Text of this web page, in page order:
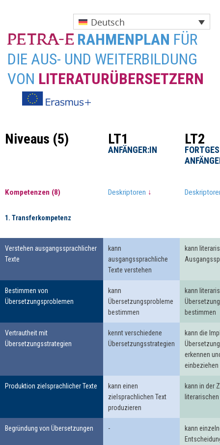
Deutsch
RAHMENPLAN FÜR
DIE AUS- UND WEITERBILDUNG
VON LITERATURÜBERSETZERN
toNiveaus (5) LT1 LT2
ANFÄNGER:IN
Kompetenzen (8) Deskriptoren ↓
1. Transferkompetenz
Verstehen ausgangssprachlicher
Texte
kann
ausgangssprachliche
Texte verstehen
kann
Bestimmen von
Übersetzungsproblemen
kann
Übersetzungsprobleme
bestimmen
kann
bestimmen
Vertrautheit mit
Übersetzungsstrategien
kennt verschiedene
Übersetzungsstrategien
kann die
erkennen
einbeziehen
Produktion zielsprachlicher Texte
kann einen
zielsprachlichen Text
produzieren
kann in der
Begründung von Übersetzungen -
kann
Niveaus (5)
1. Transferkompetenz
Niveaus (5)
Niveaus (5) LT1 LT2
ANFÄNGER:IN
Kompetenzen (8) Deskriptoren ↓